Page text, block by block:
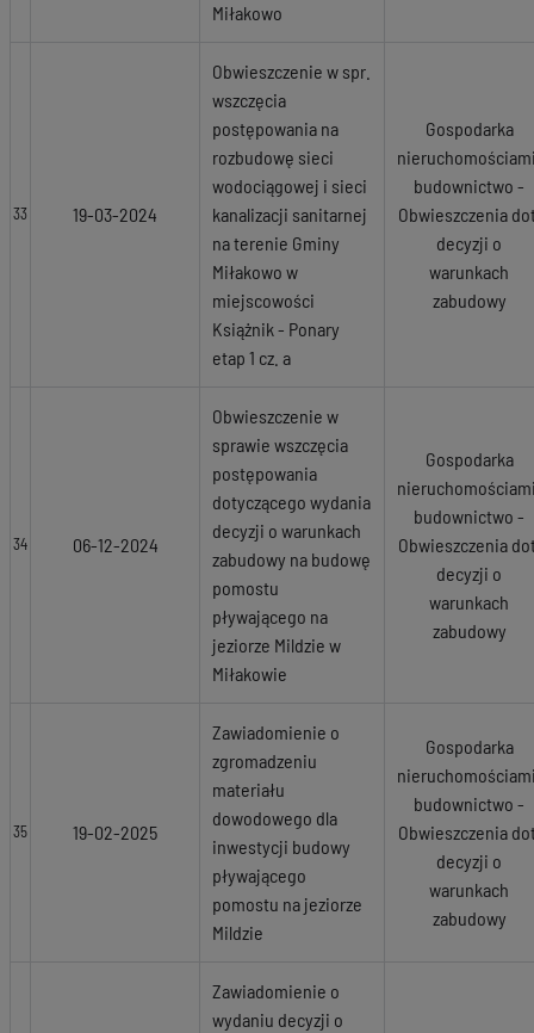
Miłakowo
33 19-03-2024
Obwieszczenie w spr.
wszczęcia
postępowania na
rozbudowę sieci
wodociągowej i sieci
kanalizacji sanitarnej
na terenie Gminy
Miłakowo w
miejscowości
Książnik - Ponary
etap 1 cz. a
Gospodarka
budownictwo -
Obwieszczenia
decyzji o
warunkach
zabudowy
34 06-12-2024
Obwieszczenie w
sprawie wszczęcia
postępowania
dotyczącego wydania
decyzji o warunkach
zabudowy na budowę
pomostu
pływającego na
jeziorze Mildzie w
Miłakowie
Gospodarka
budownictwo -
Obwieszczenia
decyzji o
warunkach
zabudowy
35 19-02-2025
Zawiadomienie o
zgromadzeniu
materiału
dowodowego dla
inwestycji budowy
pływającego
pomostu na jeziorze
Mildzie
Gospodarka
budownictwo -
Obwieszczenia
decyzji o
warunkach
zabudowy
Zawiadomienie o
wydaniu decyzji o